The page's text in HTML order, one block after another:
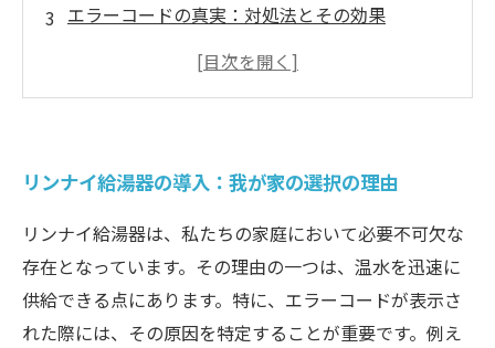
エラーコードの真実：対処法とその効果
ユーザーの声：リンナイ給湯器の利点と欠点
めポイント
リンナイ給湯器の導入：我が家の選択の理由
リンナイ給湯器は、私たちの家庭において必要不可欠な
存在となっています。その理由の一つは、温水を迅速に
供給できる点にあります。特に、エラーコードが表示さ
れた際には、その原因を特定することが重要です。例え